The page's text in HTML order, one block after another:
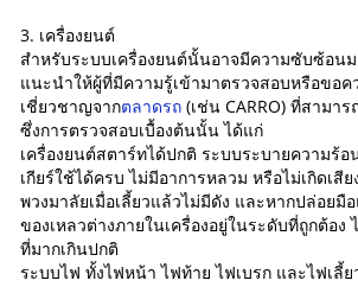
3. เครื่องยนต์
สำหรับระบบเครื่องยนต์นั้นอาจมีความซับซ้อน
แนะนำให้ผู้ที่มีความรู้เข้ามาตรวจสอบหรือขอค
เชี่ยวชาญจากตลาดรถ(เช่น CARRO) ที่สามา
ซึ่งการตรวจสอบเบื้องต้นนั้น ได้แก่
เครื่องยนต์สตาร์ทได้ปกติ ระบบระบายความร้อ
เกียร์ใช้ได้ครบ ไม่มีอาการหลวม หรือไม่เกิดเสีย
พวงมาลัยเมื่อเลี้ยวแล้วไม่มีดัง และหากปล่อยมือ
ของเหลวต่างภายในเครื่องอยู่ในระดับที่ถูกต้อง
ที่มากเกินปกติ
ระบบไฟ ทั้งไฟหน้า ไฟท้าย ไฟเบรก และไฟเลี้ย